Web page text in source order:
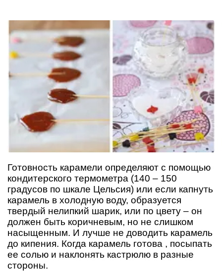
Готовность карамели определяют с помощью
кондитерского термометра (140 – 150
градусов по шкале Цельсия) или если капнуть
карамель в холодную воду, образуется
твердый нелипкий шарик, или по цвету – он
должен быть коричневым, но не слишком
насыщенным. И лучше не доводить карамель
до кипения. Когда карамель готова , посыпать
ее солью и наклонять кастрюлю в разные
стороны.